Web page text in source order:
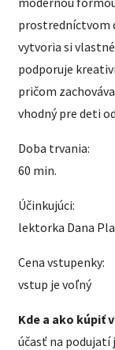
prostredníctvom
vytvoria si
podporuje
pričom
vhodný pre deti
Doba trvania:
60 min.
Účinkujúci:
lektorka Dana
Cena vstupenky:
vstup je voľný
Kde a ako kúpiť
účasť na